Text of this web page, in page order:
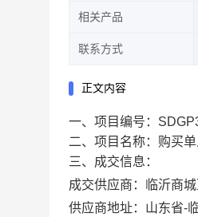
相关产品
联系方式
正文内容
一、项目编号：
二、项目名称：购买
三、成交信息：
成交供应商：临沂商
供应商地址：山东省-